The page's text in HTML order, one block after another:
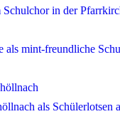
in der
mint-freundliche
als Schülerlotsen